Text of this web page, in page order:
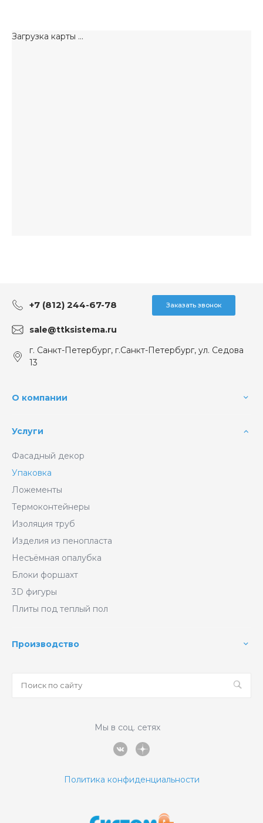
Загрузка карты ...
+7 (812) 244-67-78 Заказать звонок
sale@ttksistema.ru
г. Санкт-Петербург, г.Санкт-Петербург, ул. Седова
13
О компании
Услуги
Фасадный декор
Упаковка
Ложементы
Термоконтейнеры
Изоляция труб
Изделия из пенопласта
Несъёмная опалубка
Блоки форшахт
3D фигуры
Плиты под теплый пол
Производство
Мы в соц. сетях
Политика конфиденциальности